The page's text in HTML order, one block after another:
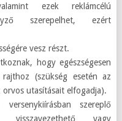
ezek reklámcélú
szerepelhet, ezért
vesz részt.
hogy egészségesen
(szükség esetén az
utasításait elfogadja).
szereplő
visszavezethető vagy